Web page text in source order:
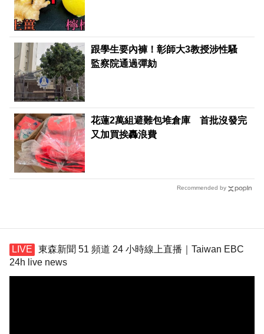
跟學生要內褲！彰師大3教授涉性騷
監察院通過彈劾
花蓮2萬組避難包堆倉庫 首批沒發完
又加買挨轟浪費
Recommended by
東森新聞 51 頻道 24 小時線上直播｜Taiwan EBC
24h live news